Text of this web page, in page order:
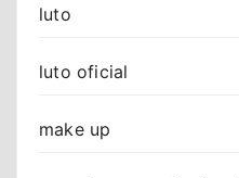
luto
luto oficial
make up